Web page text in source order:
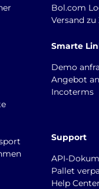
Bol.com
Versand zu
Smarte
Demo
Angebot
Incoterms
Support
API-
Pallet
Help Center